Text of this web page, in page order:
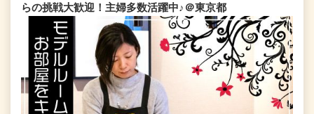
らの挑戦大歓迎！主婦多数活躍中♪＠東京都